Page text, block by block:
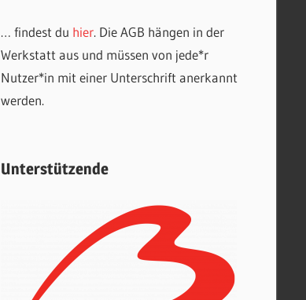
… findest du hier. Die AGB hängen in der
Werkstatt aus und müssen von jede*r
Nutzer*in mit einer Unterschrift anerkannt
werden.
Unterstützende